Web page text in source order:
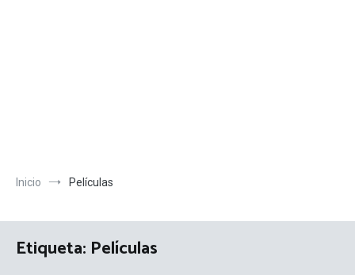
Inicio Películas
Etiqueta: Películas